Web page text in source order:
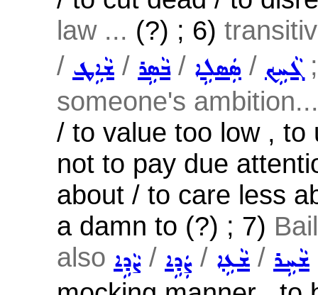
law ... (?) ; 6)
/ ܫܵܐܹܛ / ܒܵܣܹܪ/ ܣܲܣܠܹܐ / ܓܵܚܹܟ;
someone's ambition...
/ to value too low , to
not to pay due
about / to care less
a damn to (?) ; 7)
also ܨܵܕܹܐ / ܨܲܕܹܐ / ܫܵܥܹܐ / ܫܵܚܹܪ